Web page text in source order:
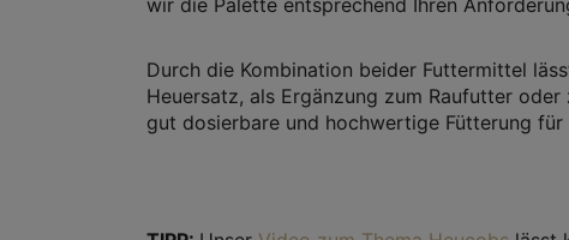
Durch die Kombination beider Futtermittel
Heuersatz, als Ergänzung zum Raufutter
gut dosierbare und hochwertige Fütterung